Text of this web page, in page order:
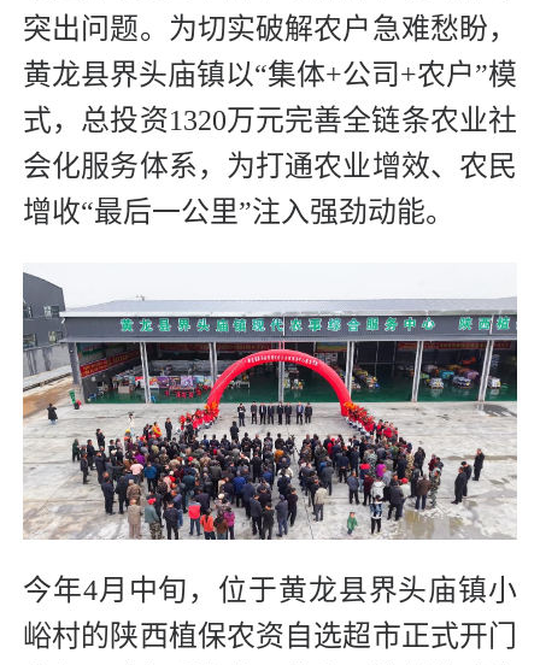
突出问题。为切实破解农户急难愁盼，
黄龙县界头庙镇以“集体+公司+农户”模
式，总投资1320万元完善全链条农业社
会化服务体系，为打通农业增效、农民
增收“最后一公里”注入强劲动能。
今年4月中旬，位于黄龙县界头庙镇小
峪村的陕西植保农资自选超市正式开门